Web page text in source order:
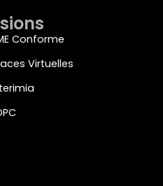
Conforme
Virtuelles